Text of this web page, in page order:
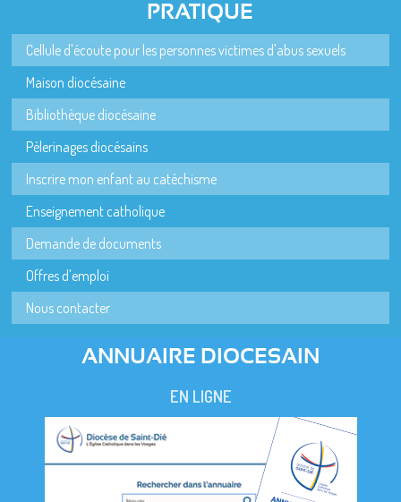
PRATIQUE
Cellule d'écoute pour les personnes victimes d'abus sexuels
Maison diocésaine
Bibliothèque diocésaine
Pèlerinages diocésains
Inscrire mon enfant au catéchisme
Enseignement catholique
Demande de documents
Offres d'emploi
Nous contacter
ANNUAIRE DIOCESAIN
EN LIGNE